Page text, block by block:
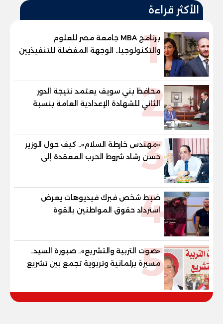
الأكثر قراءة
1
برنامج MBA جامعة مصر للعلوم
والتكنولوجيا.. الوجهة المفضلة للتنفيذيين
وقيادات المؤسسات لصناعة قادة
2
محافظ بني سويف يعتمد نتيجة الدور
الثاني للشهادة الإعدادية العامة بنسبة
والنور للمكفوفين
3
«مهندس خارطة السلام».. كيف حول الوزير
حسن رشاد شروط الحرب المعقدة إلى
"خارطة طريق" للانسحاب والإعمار؟
4
ضبط شخص فبرك فيديوهات يعرض
استرداد حقوق المواطنين بالقوة
5
«صوت التربية والتشريع».. صبورة السيد..
مسيرة برلمانية وتربوية تجمع بين تشريع
القوانين وصناعة الأجيال لبناء الإنسان